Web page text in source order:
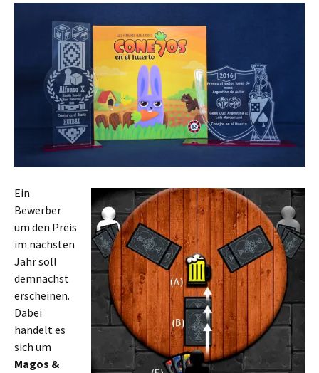
Ein
Bewerber
um den Preis
im nächsten
Jahr soll
demnächst
erscheinen.
Dabei
handelt es
sich um
Magos &